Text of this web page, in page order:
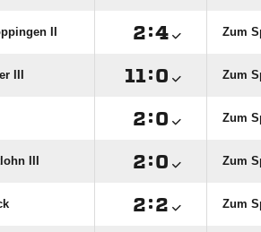
II : Zum
III : Zum
: Zum
III : Zum
: Zum